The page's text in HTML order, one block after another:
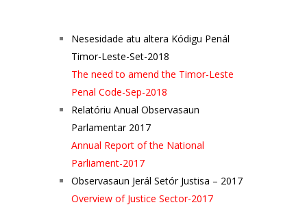
Nesesidade atu altera Kódigu Penál
Timor-Leste-Set-2018
The need to amend the Timor-Leste
Penal Code-Sep-2018
Relatóriu Anual Observasaun
Parlamentar 2017
Annual Report of the National
Parliament-2017
Observasaun Jerál Setór Justisa – 2017
Overview of Justice Sector-2017